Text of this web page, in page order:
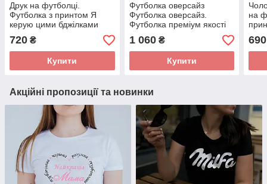
Друк на футболці.
Футболка з принтом Я
керую цими бджілками
720 ₴
Купити
Футболка оверсайз
Футболка оверсайз.
Футболка преміум якості
Вірю людям лише після
передоплати
1 060₴
Купити
на
"
690
Акційні пропозиції та новинки